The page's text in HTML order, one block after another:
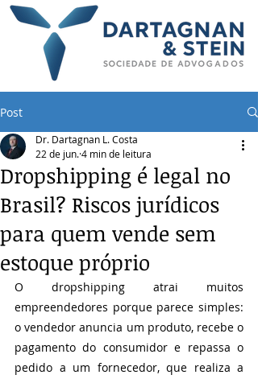
Post
Dropshipping é legal no
Brasil? Riscos jurídicos
para quem vende sem
estoque próprio
Dr. Dartagnan L. Costa
22 de jun.4 min de leitura
O dropshipping atrai muitos
empreendedores porque parece simples:
o vendedor anuncia um produto, recebe o
pagamento do consumidor e repassa o
pedido a um fornecedor, que realiza a